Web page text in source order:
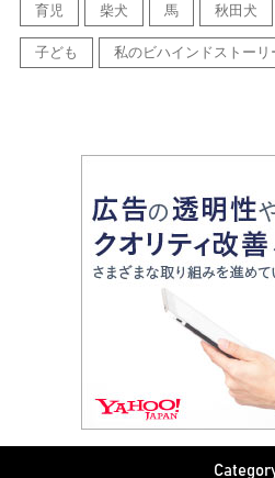
育児 柴犬 馬 秋田犬
子ども 私のビハインドストーリ